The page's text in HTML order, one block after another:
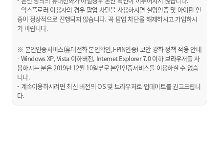
- 익스플로러 이용자의 경우 팝업 차단을 사용하시면 실명인증 및 아이핀 인
증이 정상적으로 진행되지 않습니다. 꼭 팝업 차단을 해제하시고 가입하시
기 바랍니다.
※ 본인인증서비스(휴대전화 본인확인,I-PIN인증) 보안 강화 정책 적용 안내
- Windows XP, Vista 이하버전, Internet Explorer 7.0 이하 브라우저를 사
용하시는 분은 2019년 12월 10일부로 본인인증서비스를 이용하실 수 없습
니다.
- 계속이용하시려면 최신 버전의 OS 및 브라우저로 업데이트를 권고드립니
다.